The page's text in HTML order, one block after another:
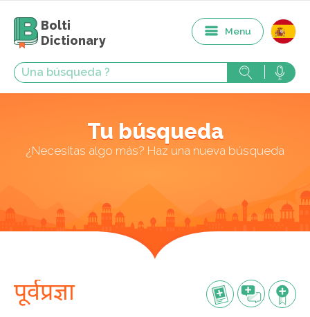
Bolti
Dictionary
Menu
Tu búsqueda
¿Necesitas algo más? Haz una nueva búsqueda
पूर्वप्रज्ञा